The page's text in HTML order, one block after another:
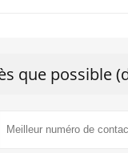
que possible